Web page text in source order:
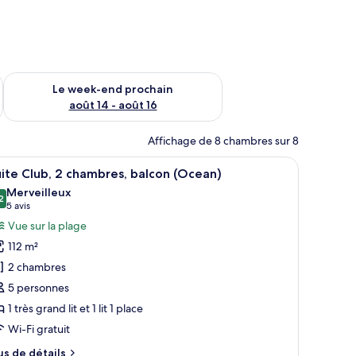
août 7 - août 9
Le week-end prochain
août 14 - août 16
Vérifier la disponibilité pour le week-end prochain août 14 -
Affichage de 8 chambres sur 8
palmiers et les montagnes.
une vue sur la mer et un balcon agrémenté de meubles en osier et d’un
:
Une chambre d’hôtel moderne dotée d’un
11 Club, 2 chambres, balcon (Ocean)
sur 10
Merveilleux
5 avis
(5 avis)
Vue sur la plage
112 m²
2 chambres
5 personnes
1 très grand lit et 1 lit 1 place
Wi-Fi gratuit
de détails